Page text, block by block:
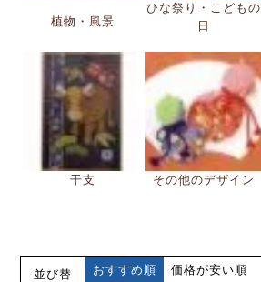
植物・風景
ひな祭り・こどもの
日
干支 その他のデザイン
並び替
おすすめ順 価格が安い順